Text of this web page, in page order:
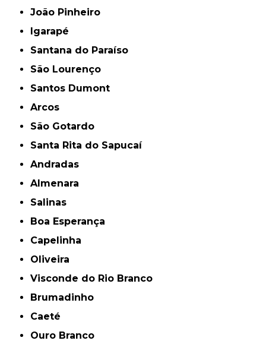
João Pinheiro
Igarapé
Santana do Paraíso
São Lourenço
Santos Dumont
Arcos
São Gotardo
Santa Rita do Sapucaí
Andradas
Almenara
Salinas
Boa Esperança
Capelinha
Oliveira
Visconde do Rio Branco
Brumadinho
Caeté
Ouro Branco